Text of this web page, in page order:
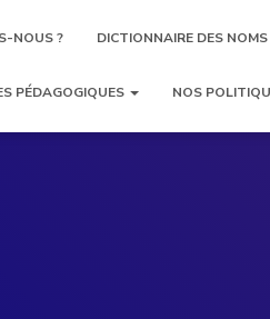
NOUS ? DICTIONNAIRE DES
PÉDAGOGIQUES NOS